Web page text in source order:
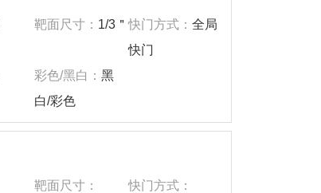
靶面尺寸： 1/3＂快门方式：全局
快门
彩色/黑白： 黑
白/彩色
靶面尺寸：
快门方式：